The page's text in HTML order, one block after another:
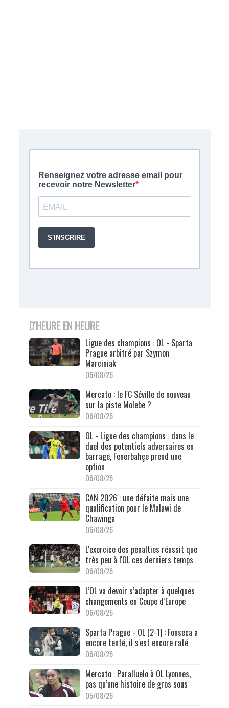
D'HEURE EN HEURE
Ligue des champions : OL - Sparta
Prague arbitré par Szymon
Marciniak
06/08/26
Mercato : le FC Séville de nouveau
sur la piste Molebe ?
06/08/26
OL - Ligue des champions : dans le
duel des potentiels adversaires en
barrage, Fenerbahçe prend une
option
06/08/26
CAN 2026 : une défaite mais une
qualification pour le Malawi de
Chawinga
06/08/26
L'exercice des penalties réussit que
très peu à l'OL ces derniers temps
06/08/26
L’OL va devoir s’adapter à quelques
changements en Coupe d’Europe
06/08/26
Sparta Prague - OL (2-1) : Fonseca a
encore tenté, il s'est encore raté
06/08/26
Mercato : Paralluelo à OL Lyonnes,
pas qu’une histoire de gros sous
05/08/26